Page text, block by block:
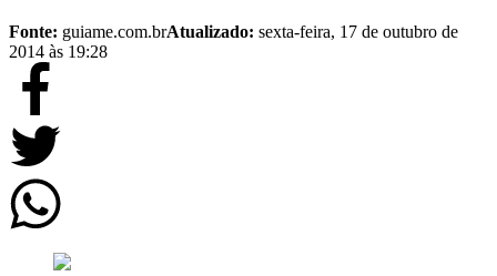
Fonte: guiame.com.brAtualizado: sexta-feira, 17 de outubro de
2014 às 19:28